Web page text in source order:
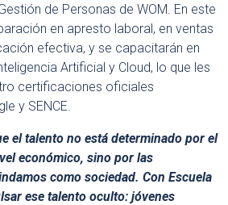
de Personas de WOM. En este
en apresto laboral, en ventas
efectiva, y se capacitarán en
Artificial y Cloud, lo que les
certificaciones oficiales
y SENCE.
el talento no está determinado por el
económico, sino por las
como sociedad. Con Escuela
ese talento oculto: jóvenes